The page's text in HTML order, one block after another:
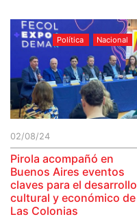
Política Nacional
02/08/24
Pirola acompañó en
Buenos Aires eventos
claves para el desarrollo
cultural y económico de
Las Colonias